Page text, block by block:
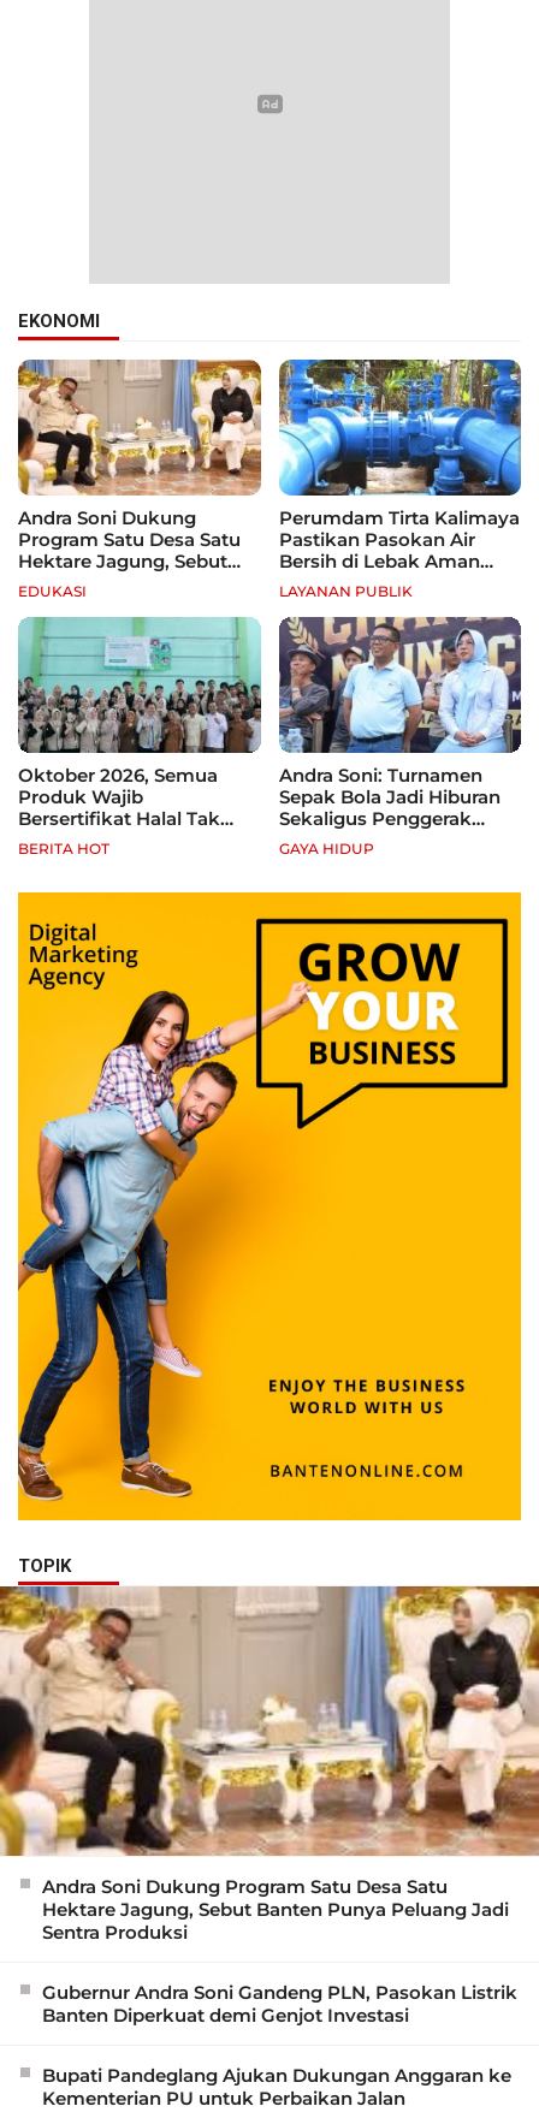
EKONOMI
Andra Soni Dukung
Program Satu Desa Satu
Hektare Jagung, Sebut
Banten Punya Peluang
Jadi Sentra Produksi
EDUKASI
Perumdam Tirta Kalimaya
Pastikan Pasokan Air
Bersih di Lebak Aman
Selama Kemarau
LAYANAN PUBLIK
Oktober 2026, Semua
Produk Wajib
Bersertifikat Halal Tak
Kantongi Sertifikat Halal,
Pelaku Usaha Terancam
BERITA HOT
Andra Soni: Turnamen
Sepak Bola Jadi Hiburan
Sekaligus Penggerak
Ekonomi Rakyat
GAYA HIDUP
TOPIK
Andra Soni Dukung Program Satu Desa Satu
Hektare Jagung, Sebut Banten Punya Peluang Jadi
Sentra Produksi
Gubernur Andra Soni Gandeng PLN, Pasokan Listrik
Banten Diperkuat demi Genjot Investasi
Bupati Pandeglang Ajukan Dukungan Anggaran ke
Kementerian PU untuk Perbaikan Jalan